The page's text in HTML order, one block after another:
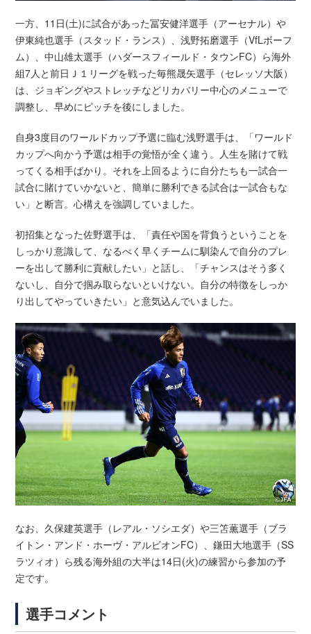
一方、11日(土)に試合があった冨安健洋選手（アーセナル）や
伊東純也選手（スタッド・ランス）、浅野拓磨選手（VfLボーフ
ム）、中山雄太選手（ハダースフィールド・タウンFC）ら海外
組7人と前日Ｊ１リーグを戦った毎熊晟矢選手（セレッソ大阪）
は、ジョギングやストレッチなどリカバリー中心のメニューで
調整し、早めにピッチを後にしました。
自身3度目のワールドカップ予選に臨む浅野選手は、「ワールド
カップへ向かう予選は相手の覚悟が全く違う。人生を賭けて戦
ってくる相手ばかり。それを上回るように自分たちも一試合一
試合に賭けていかないと、簡単に勝利できる試合は一試合もな
い」と断言。心構えを強調していました。
初招集となった佐野選手は、「責任や国を背負うということを
しっかり意識して、なるべく早くチームに馴染んで自分のプレ
ーを出して勝利に貢献したい」と話し、「チャンスはそう多く
ないし、自分で掴み取らないといけない。自分の特徴をしっか
り出してやっていきたい」と意気込んでいました。
なお、久保建英選手（レアル・ソシエダ）や三笘薫選手（ブラ
イトン・アンド・ホーヴ・アルビオンFC）、鎌田大地選手（SS
ラツィオ）ら残る海外組の大半は14日(火)の練習から参加の予
定です。
選手コメント